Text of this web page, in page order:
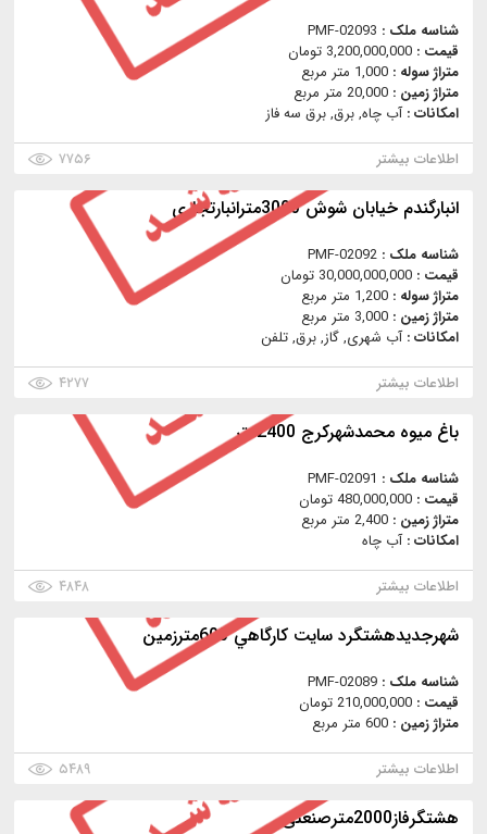
شناسه ملک : PMF-02093
قیمت : 3,200,000,000 تومان
متراژ سوله : 1,000 متر مربع
متراژ زمین : 20,000 متر مربع
امکانات :آب چاه, برق, برق سه فاز
اطلاعات بیشتر
۷۷۵۶
انبارگندم خيابان شوش 3000مترانبارتجاري
شناسه ملک : PMF-02092
قیمت : 30,000,000,000 تومان
متراژ سوله : 1,200 متر مربع
متراژ زمین : 3,000 متر مربع
امکانات :آب شهری, گاز, برق, تلفن
اطلاعات بیشتر
۴۲۷۷
باغ ميوه محمدشهركرج 2400متر
شناسه ملک : PMF-02091
قیمت : 480,000,000 تومان
متراژ زمین : 2,400 متر مربع
امکانات :آب چاه
اطلاعات بیشتر
۴۸۴۸
شهرجديدهشتگرد سايت كارگاهي 600مترزمین
شناسه ملک : PMF-02089
قیمت : 210,000,000 تومان
متراژ زمین : 600 متر مربع
اطلاعات بیشتر
۵۴۸۹
هشتگرفاز2000مترصنعتی